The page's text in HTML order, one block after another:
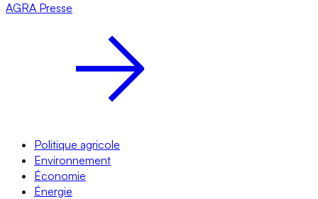
AGRA Presse
Politique agricole
Environnement
Économie
Énergie